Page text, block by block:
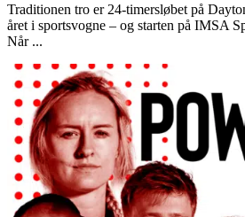
Traditionen tro er 24-timersløbet på
året i sportsvogne – og starten på IMSA
Når ...